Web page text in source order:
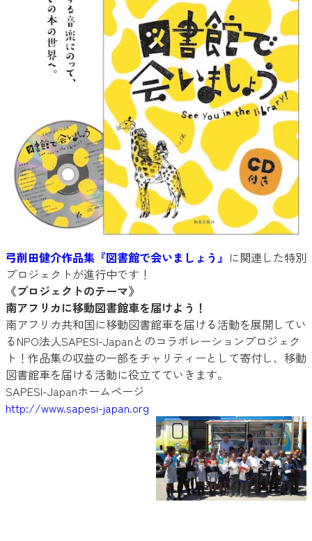
弓削田健介作品集『図書館で会いましょう』 に関連した特別
プロジェクトが進行中です！
《プロジェクトのテーマ》
南アフリカに移動図書館車を届けよう！
南アフリカ共和国に移動図書館車を届ける活動を展開してい
るNPO法人SAPESI-Japanとのコラボレーションプロジェク
ト！作品集の収益の一部をチャリティーとして寄付し、移動
図書館車を届ける活動に役立てていきます。
SAPESI-Japanホームページ
http://www.sapesi-japan.org